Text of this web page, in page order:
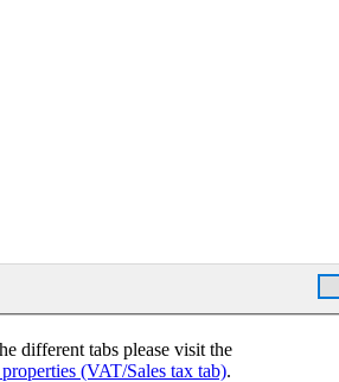
different tabs please visit the
(VAT/Sales tax tab).